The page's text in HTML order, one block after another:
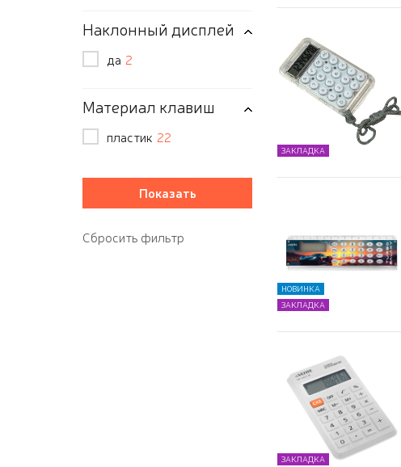
Наклонный дисплей
да 2
Материал клавиш
пластик 22
ЗАКЛАДКА
НОВИНКА
ЗАКЛАДКА
ЗАКЛАДКА